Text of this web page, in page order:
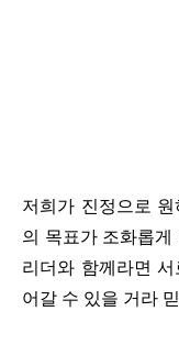
저희가 진정으로
의 목표가 조화롭게
리더와 함께라면
어갈 수 있을 거라